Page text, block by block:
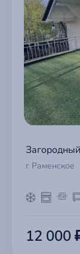
г Раменское
12 000